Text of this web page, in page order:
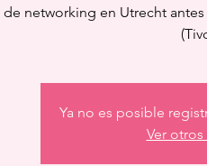
de networking en Utrecht
Ya no es posible
Ver